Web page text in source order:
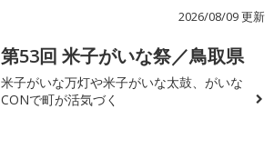
2026/08/09 更新
第53回 米子がいな祭／鳥取県
米子がいな万灯や米子がいな太鼓、がいな
CONで町が活気づく